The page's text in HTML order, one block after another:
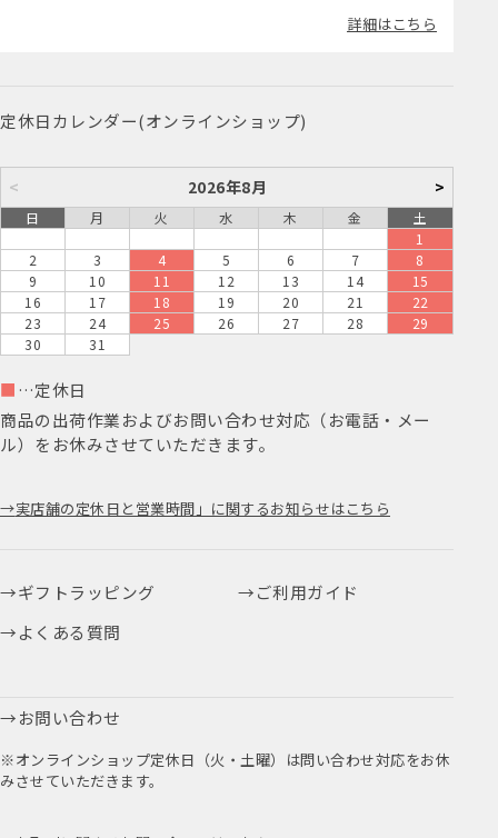
詳細はこちら
定休日カレンダー(オンラインショップ)
< 2026年8月 >
日 月 火 水 木 金
土
1
2
3 4 5 6 7
8
9
10 11 12 13 14
15
16
17 18 19 20 21
22
23
24 25 26 27 28
29
30
31
■ …定休日
商品の出荷作業およびお問い合わせ対応（お電話・メー
ル）をお休みさせていただきます。
実店舗の定休日と営業時間」に関するお知らせはこちら
ギフトラッピング
ご利用ガイド
よくある質問
お問い合わせ
※オンラインショップ定休日（火・土曜）は問い合わせ対応をお休
みさせていただきます。